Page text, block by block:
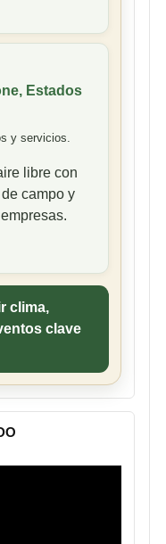
Estados
y servicios.
libre con
campo y
clima,
clave